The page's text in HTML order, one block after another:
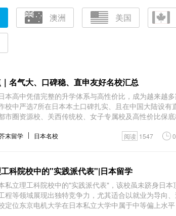
澳洲 美国
名气大、口碑稳、直申友好名校汇总
本高中凭借完整的升学体系与高性价比，成为越来越
校中严选7所在日本本土口碑扎实、且在中国大陆设有
市圈资源校、关西传统校、女子专属校及高性价比保底
末留学 日本名校 阅读 1547
科院校中的"实践派代表"|日本留学
私立理工科院校中的"实践派代表"，该校虽未跻身日本
程等领域展现出独特竞争力，尤其适合以就业为导向
定位东京电机大学在日本私立大学中属于中等偏上水平